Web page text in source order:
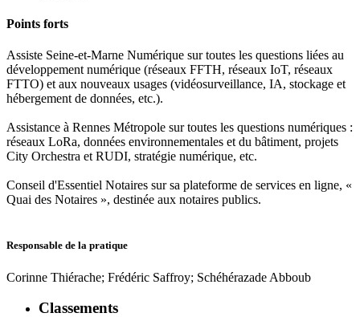
Points forts
Assiste Seine-et-Marne Numérique sur toutes les questions liées au
développement numérique (réseaux FFTH, réseaux IoT, réseaux
FTTO) et aux nouveaux usages (vidéosurveillance, IA, stockage et
hébergement de données, etc.).
Assistance à Rennes Métropole sur toutes les questions numériques :
réseaux LoRa, données environnementales et du bâtiment, projets
City Orchestra et RUDI, stratégie numérique, etc.
Conseil d'Essentiel Notaires sur sa plateforme de services en ligne, «
Quai des Notaires », destinée aux notaires publics.
Responsable de la pratique
Corinne Thiérache; Frédéric Saffroy; Schéhérazade Abboub
Classements